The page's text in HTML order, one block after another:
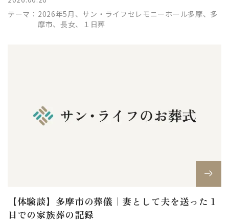
テーマ： 2026年5月、サン・ライフセレモニーホール多摩、多
摩市、長女、１日葬
【体験談】多摩市の葬儀｜妻として夫を送った１
日での家族葬の記録